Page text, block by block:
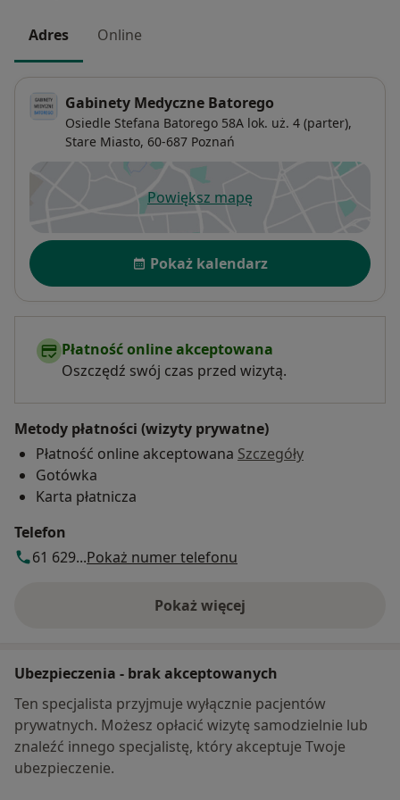
Adres Online
Gabinety Medyczne Batorego
Osiedle Stefana Batorego 58A lok. uż. 4 (parter),
Stare Miasto, 60-687 Poznań
Powiększ mapęotwiera się w nowej karcie
Dostępność
Pokaż kalendarz
Płatność online akceptowana
Oszczędź swój czas przed wizytą.
Metody płatności (wizyty prywatne)
Płatność online akceptowana Szczegóły
Gotówka
Karta płatnicza
Telefon
61 629...Pokaż numer telefonu
Pokaż więcej
o adresie
Ubezpieczenia - brak akceptowanych
Ten specjalista przyjmuje wyłącznie pacjentów
prywatnych. Możesz opłacić wizytę samodzielnie lub
znaleźć innego specjalistę, który akceptuje Twoje
ubezpieczenie.